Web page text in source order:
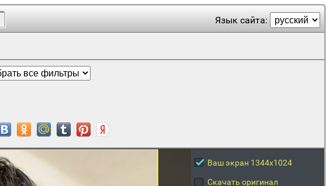
Язык сайта:
Ваш экран 1344x1024
Скачать оригинал